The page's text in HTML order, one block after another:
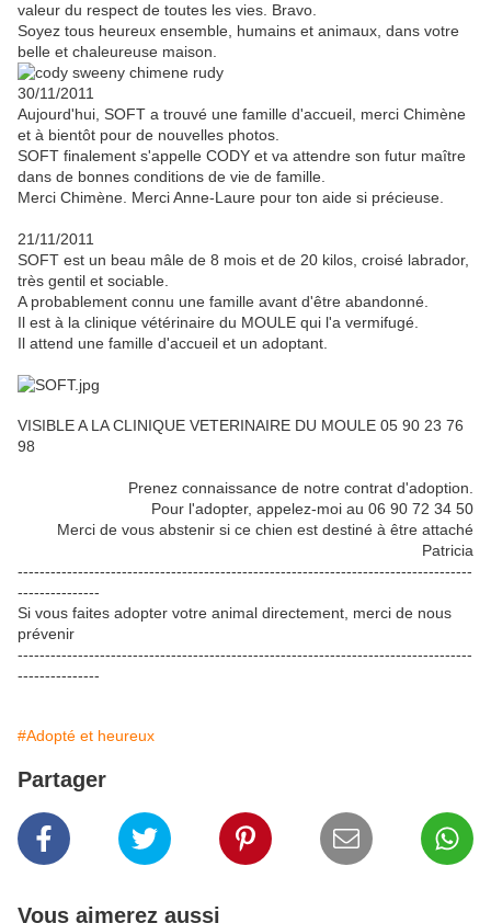
valeur du respect de toutes les vies. Bravo.
Soyez tous heureux ensemble, humains et animaux, dans votre
belle et chaleureuse maison.
30/11/2011
Aujourd'hui, SOFT a trouvé une famille d'accueil, merci Chimène
et à bientôt pour de nouvelles photos.
SOFT finalement s'appelle CODY et va attendre son futur maître
dans de bonnes conditions de vie de famille.
Merci Chimène. Merci Anne-Laure pour ton aide si précieuse.
21/11/2011
SOFT est un beau mâle de 8 mois et de 20 kilos, croisé labrador,
très gentil et sociable.
A probablement connu une famille avant d'être abandonné.
Il est à la clinique vétérinaire du MOULE qui l'a vermifugé.
Il attend une famille d'accueil et un adoptant.
VISIBLE A LA CLINIQUE VETERINAIRE DU MOULE 05 90 23 76
98
Prenez connaissance de notre contrat d'adoption.
Pour l'adopter, appelez-moi au 06 90 72 34 50
Merci de vous abstenir si ce chien est destiné à être attaché
Patricia
-----------------------------------------------------------------------------------
---------------
Si vous faites adopter votre animal directement, merci de nous
prévenir
-----------------------------------------------------------------------------------
---------------
#Adopté et heureux
Partager
Vous aimerez aussi